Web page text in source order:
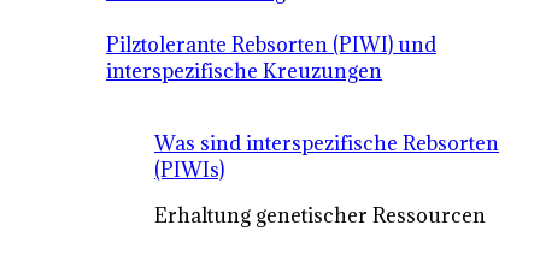
Pilztolerante Rebsorten (PIWI) und
interspezifische Kreuzungen
Was sind interspezifische Rebsorten
(PIWIs)
Erhaltung genetischer Ressourcen